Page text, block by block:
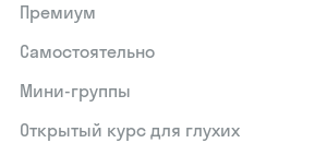
Премиум
Самостоятельно
Мини-группы
Открытый курс для глухих